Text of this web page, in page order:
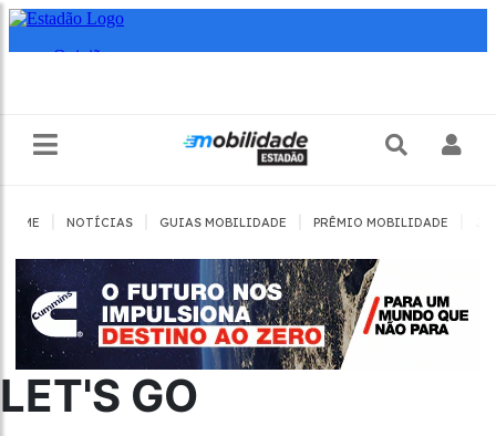
HOME NOTÍCIAS GUIAS MOBILIDADE PRÊMIO MOBILIDADE
LET'S GO